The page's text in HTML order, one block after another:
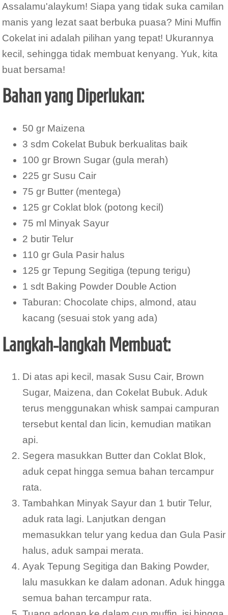
Assalamu'alaykum! Siapa yang tidak suka camilan
manis yang lezat saat berbuka puasa? Mini Muffin
Cokelat ini adalah pilihan yang tepat! Ukurannya
kecil, sehingga tidak membuat kenyang. Yuk, kita
buat bersama!
Bahan yang Diperlukan:
50 gr Maizena
3 sdm Cokelat Bubuk berkualitas baik
100 gr Brown Sugar (gula merah)
225 gr Susu Cair
75 gr Butter (mentega)
125 gr Coklat blok (potong kecil)
75 ml Minyak Sayur
2 butir Telur
110 gr Gula Pasir halus
125 gr Tepung Segitiga (tepung terigu)
1 sdt Baking Powder Double Action
Taburan: Chocolate chips, almond, atau
kacang (sesuai stok yang ada)
Langkah-langkah Membuat:
Di atas api kecil, masak Susu Cair, Brown
Sugar, Maizena, dan Cokelat Bubuk. Aduk
terus menggunakan whisk sampai campuran
tersebut kental dan licin, kemudian matikan
api.
Segera masukkan Butter dan Coklat Blok,
aduk cepat hingga semua bahan tercampur
rata.
Tambahkan Minyak Sayur dan 1 butir Telur,
aduk rata lagi. Lanjutkan dengan
memasukkan telur yang kedua dan Gula Pasir
halus, aduk sampai merata.
Ayak Tepung Segitiga dan Baking Powder,
lalu masukkan ke dalam adonan. Aduk hingga
semua bahan tercampur rata.